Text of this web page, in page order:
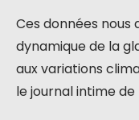
Ces données
dynamique de la
aux variations
le journal intime de